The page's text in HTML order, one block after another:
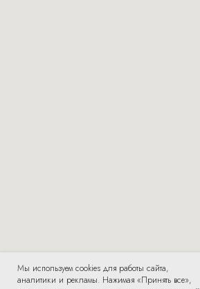
Мы используем cookies для работы сайта,
аналитики и рекламы. Нажимая «Принять все»,